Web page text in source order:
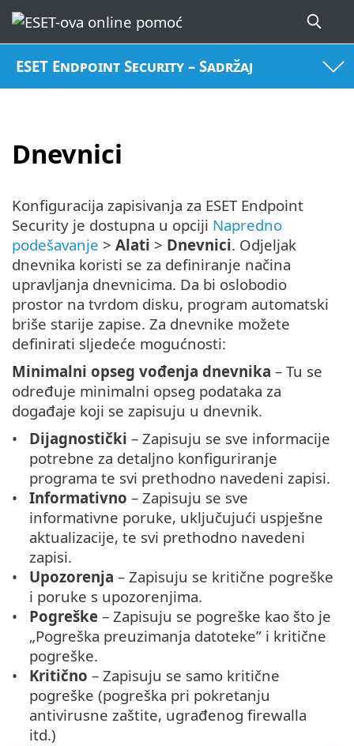
ESET Endpoint Security – Sadržaj
Dnevnici
Konfiguracija zapisivanja za ESET Endpoint
Security je dostupna u opciji Napredno
podešavanje > Alati > Dnevnici. Odjeljak
dnevnika koristi se za definiranje načina
upravljanja dnevnicima. Da bi oslobodio
prostor na tvrdom disku, program automatski
briše starije zapise. Za dnevnike možete
definirati sljedeće mogućnosti:
Minimalni opseg vođenja dnevnika – Tu se
određuje minimalni opseg podataka za
događaje koji se zapisuju u dnevnik.
Dijagnostički – Zapisuju se sve informacije
potrebne za detaljno konfiguriranje
programa te svi prethodno navedeni zapisi.
Informativno – Zapisuju se sve
informativne poruke, uključujući uspješne
aktualizacije, te svi prethodno navedeni
zapisi.
Upozorenja – Zapisuju se kritične pogreške
i poruke s upozorenjima.
Pogreške – Zapisuju se pogreške kao što je
„Pogreška preuzimanja datoteke” i kritične
pogreške.
Kritično – Zapisuju se samo kritične
pogreške (pogreška pri pokretanju
antivirusne zaštite, ugrađenog firewalla
itd.)